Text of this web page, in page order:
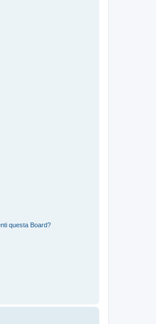
questa Board?